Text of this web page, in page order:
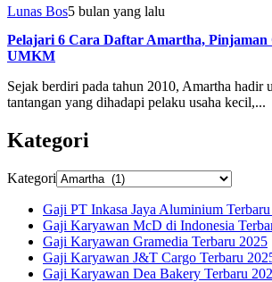
Lunas Bos5 bulan yang lalu
Pelajari 6 Cara Daftar Amartha, Pinjaman
UMKM
Sejak berdiri pada tahun 2010, Amartha hadir
tantangan yang dihadapi pelaku usaha kecil,...
Kategori
Kategori
Gaji PT Inkasa Jaya Aluminium
Gaji Karyawan McD di Indonesia
Gaji Karyawan Gramedia Terbaru 2025
Gaji Karyawan J&T Cargo Terbaru
Gaji Karyawan Dea Bakery Terbaru